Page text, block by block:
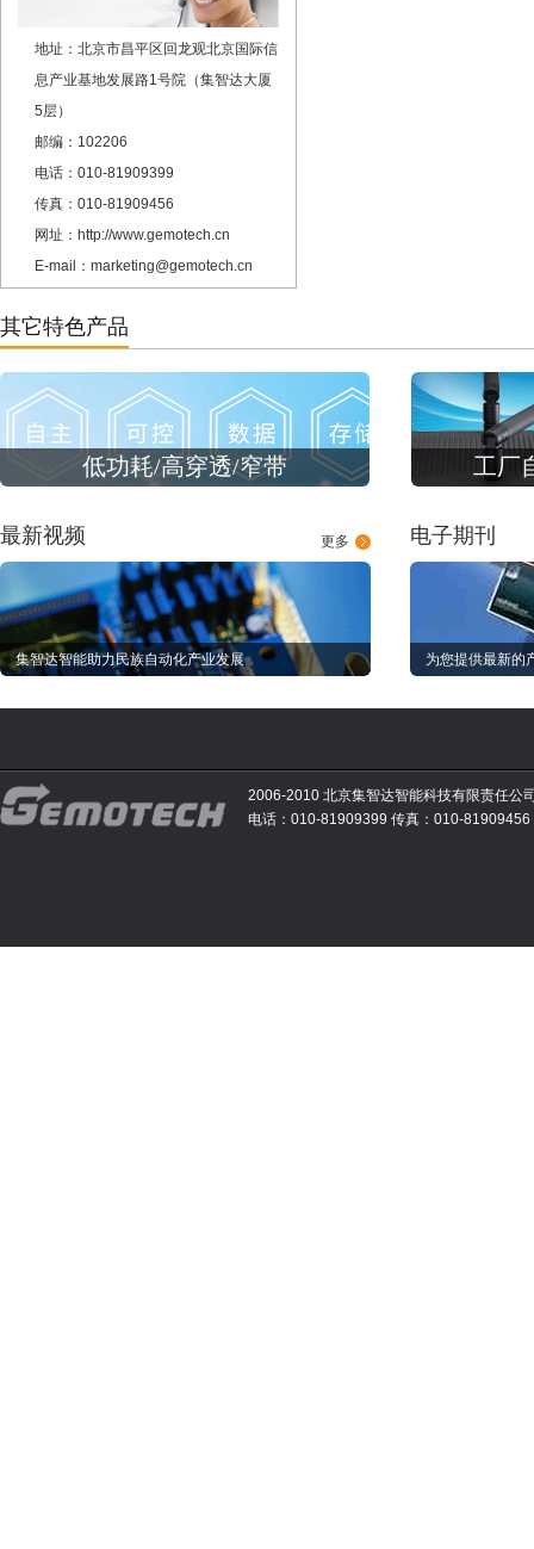
地址：北京市昌平区回龙观北京国际信
息产业基地发展路1号院（集智达大厦
5层）
邮编：102206
电话：010-81909399
传真：010-81909456
网址：http://www.gemotech.cn
E-mail：marketing@gemotech.cn
其它特色产品
低功耗/高穿透/窄带 工厂
更多
最新视频
集智达智能助力民族自动化产业发展
电子期刊
为您提供最新的
2006-2010 北京集智达智能科技有限责任公
电话：010-81909399 传真：010-